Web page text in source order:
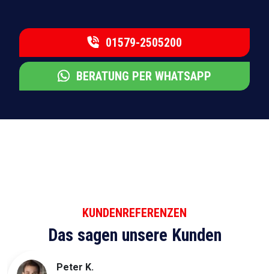
01579-2505200
BERATUNG PER WHATSAPP
KUNDENREFERENZEN
Das sagen unsere Kunden
Peter K.